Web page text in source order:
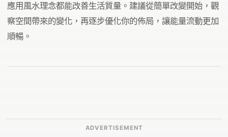
應用風水理念都能改善生活質量。建議從簡單改變開始，觀
察空間帶來的變化，再逐步優化你的佈局，讓能量流動更加
順暢。